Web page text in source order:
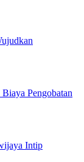
Pengobatan
Intip